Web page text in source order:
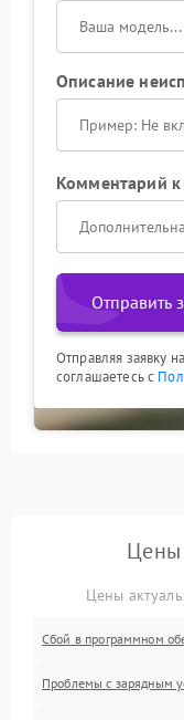
Описание
Комментарий к
Отправить
Отправляя заявку
соглашаетесь с
Цены
Цены
Сбой в программном
Проблемы с зарядным